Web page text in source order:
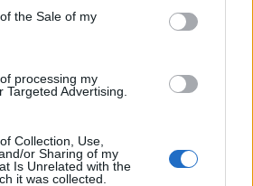
the Sale of my
processing my
Targeted Advertising.
Collection, Use,
or Sharing of my
Is Unrelated with the
it was collected.